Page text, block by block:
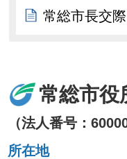
常総市長交
常総市役
（法人番号：
所在地